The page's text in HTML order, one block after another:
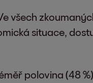
všech
situace,
polovina (48